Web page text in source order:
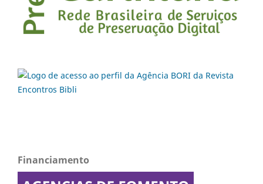
Financiamento